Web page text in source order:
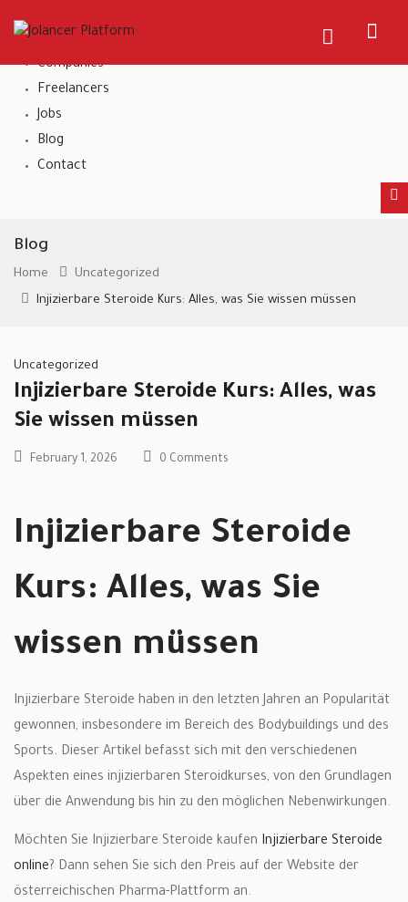
About Us
Companies
Freelancers
Jobs
Blog
Contact
Blog
Home
Uncategorized
Injizierbare Steroide Kurs: Alles, was Sie wissen müssen
Uncategorized
Injizierbare Steroide Kurs: Alles, was
Sie wissen müssen
February 1, 2026 0 Comments
Injizierbare Steroide
Kurs: Alles, was Sie
wissen müssen
Injizierbare Steroide haben in den letzten Jahren an Popularität
gewonnen, insbesondere im Bereich des Bodybuildings und des
Sports. Dieser Artikel befasst sich mit den verschiedenen
Aspekten eines injizierbaren Steroidkurses, von den Grundlagen
über die Anwendung bis hin zu den möglichen Nebenwirkungen.
Möchten Sie Injizierbare Steroide kaufen Injizierbare Steroide
online? Dann sehen Sie sich den Preis auf der Website der
österreichischen Pharma-Plattform an.